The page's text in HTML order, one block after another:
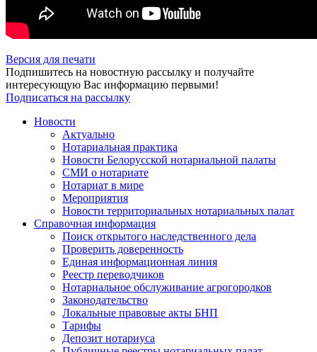
Версия для печати
Подпишитесь на новостную рассылку и получайте
интересующую Вас информацию первыми!
Подписаться на рассылку
Новости
Актуально
Нотариальная практика
Новости Белорусской нотариальной палаты
СМИ о нотариате
Нотариат в мире
Мероприятия
Новости территориальных нотариальных палат
Справочная информация
Поиск открытого наследственного дела
Проверить доверенность
Единая информационная линия
Реестр переводчиков
Нотариальное обслуживание агрогородков
Законодательство
Локальные правовые акты БНП
Тарифы
Депозит нотариуса